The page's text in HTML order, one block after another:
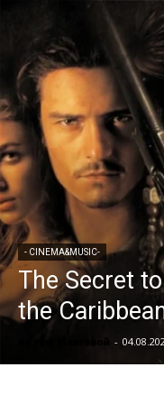
- CINEMA&MUSIC-
The Secret
the
-